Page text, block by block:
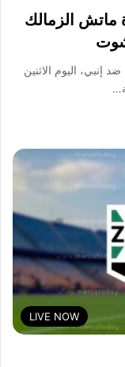
ماتش الزمالك
إنبي، اليوم الاثنين
LIVE NOW